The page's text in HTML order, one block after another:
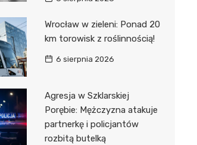
Wrocław w zieleni: Ponad 20
km torowisk z roślinnością!
6 sierpnia 2026
Agresja w Szklarskiej
Porębie: Mężczyzna atakuje
partnerkę i policjantów
rozbitą butelką